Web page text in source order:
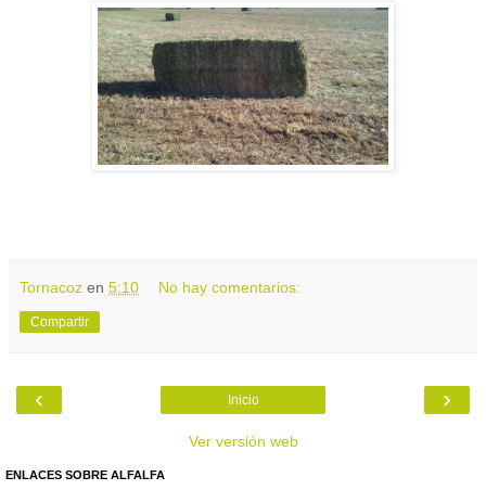
Tornacoz en 5:10 No hay comentarios:
Compartir
‹ ›
Inicio
Ver versión web
ENLACES SOBRE ALFALFA